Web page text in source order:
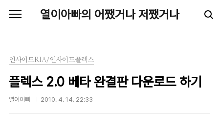
열이아빠의 어쨌거나 저쨌거나
인사이드RIA/인사이드플렉스
플렉스 2.0 베타 완결판 다운로드 하기
열이아빠 2010. 4. 14. 22:33